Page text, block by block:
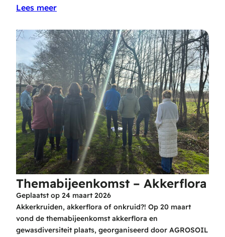
Lees meer
Themabijeenkomst – Akkerflora
Geplaatst op 24 maart 2026
Akkerkruiden, akkerflora of onkruid?! Op 20 maart
vond de themabijeenkomst akkerflora en
gewasdiversiteit plaats, georganiseerd door AGROSOIL